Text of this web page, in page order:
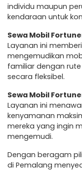
individu maupun
kendaraan untuk
Sewa Mobil
Layanan ini
mengemudikan
familiar dengan
secara fleksibel.
Sewa Mobil
Layanan ini
kenyamanan
mereka yang ingin
mengemudi.
Dengan beragam
di Pemalang